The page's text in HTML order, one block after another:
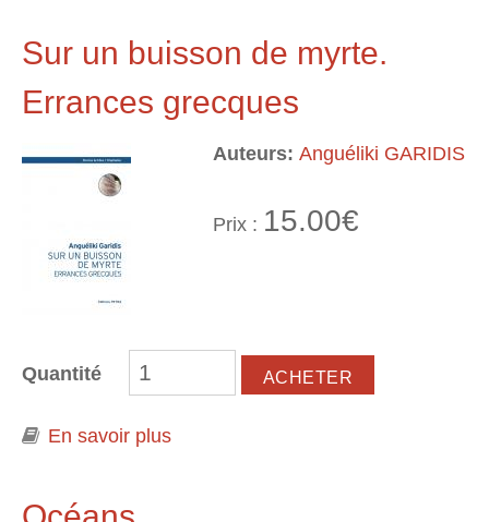
Sur un buisson de myrte.
Errances grecques
Auteurs: Anguéliki GARIDIS
Prix : 15.00€
Quantité
En savoir plus